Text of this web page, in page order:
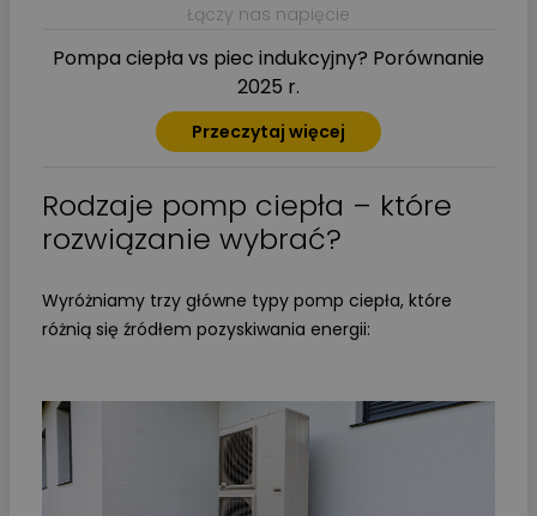
Łączy nas napięcie
Pompa ciepła vs piec indukcyjny? Porównanie
2025 r.
Przeczytaj więcej
Rodzaje pomp ciepła – które
rozwiązanie wybrać?
Wyróżniamy trzy główne typy pomp ciepła, które
różnią się źródłem pozyskiwania energii: